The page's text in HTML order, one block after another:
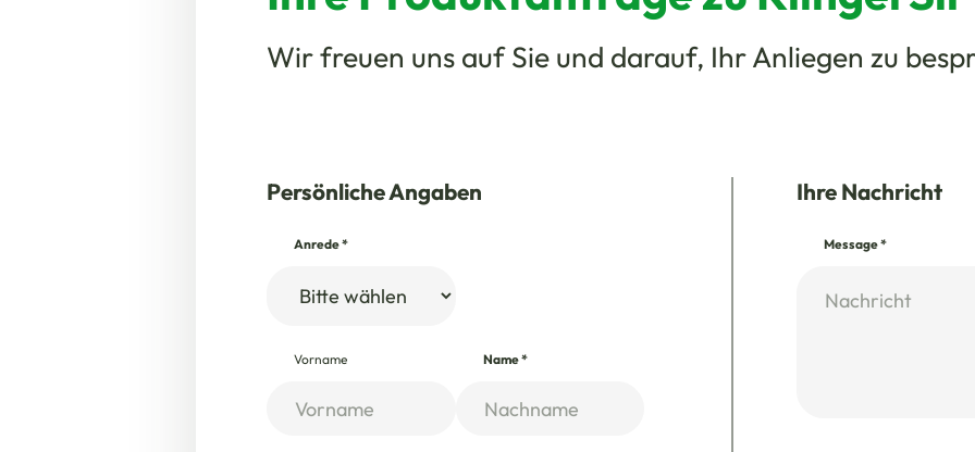
Wir freuen uns auf Sie und darauf, Ihr Anliegen zu
Persönliche Angaben
Anrede*
Vorname Name*
Ihre Nachricht
Message*